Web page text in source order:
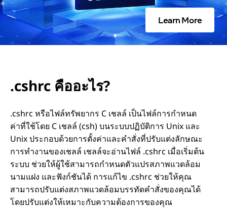
ร
?
Learn More
.cshrc คืออะไร?
.cshrc หรือไฟล์ทรัพยากร C เชลล์ เป็นไฟล์การกำหนด
ค่าที่ใช้โดย C เชลล์ (csh) บนระบบปฏิบัติการ Unix และ
Unix ประกอบด้วยการตั้งค่าและคำสั่งที่ปรับแต่งลักษณะ
การทำงานของเชลล์ เชลล์จะอ่านไฟล์ .cshrc เมื่อเริ่มต้น
ระบบ ช่วยให้ผู้ใช้สามารถกำหนดตัวแปรสภาพแวดล้อม
นามแฝง และฟังก์ชันได้ การแก้ไข .cshrc ช่วยให้คุณ
สามารถปรับแต่งสภาพแวดล้อมบรรทัดคำสั่งของคุณได้
โดยปรับแต่งให้เหมาะกับความต้องการของคุณ